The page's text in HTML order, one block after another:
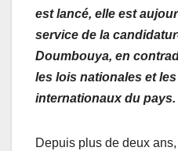
est lancé, elle est
service de la
Doumbouya, en
les lois nationales et
internationaux du pays.
Depuis plus de deux